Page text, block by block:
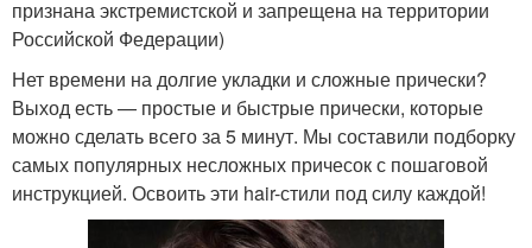
признана экстремистской и запрещена на территории
Российской Федерации)
Нет времени на долгие укладки и сложные прически?
Выход есть — простые и быстрые прически, которые
можно сделать всего за 5 минут. Мы составили подборку
самых популярных несложных причесок с пошаговой
инструкцией. Освоить эти hair-стили под силу каждой!